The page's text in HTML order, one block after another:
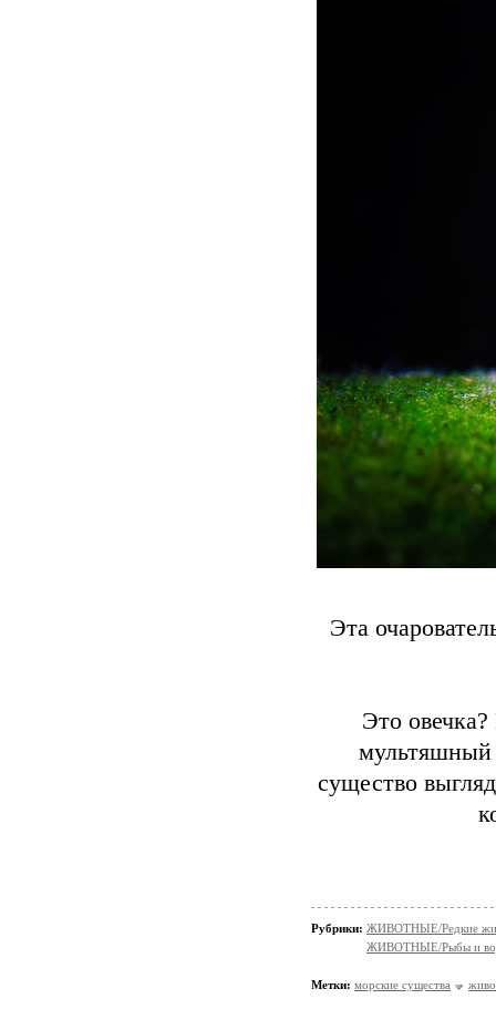
Эта
Это
мультяшный
существо
Рубрики: ЖИВОТНЫЕ/Редкие
ЖИВОТНЫЕ/Рыбы и
Метки: морские существа